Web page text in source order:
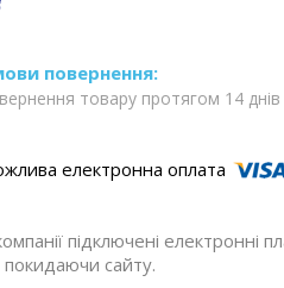
товару протягом 14 днів
підключені
сайту.